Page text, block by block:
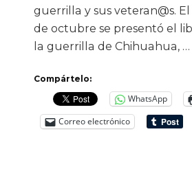
guerrilla y sus veteran@s.
de octubre se presentó el
la guerrilla de Chihuahua, …
Compártelo:
WhatsApp
Correo electrónico